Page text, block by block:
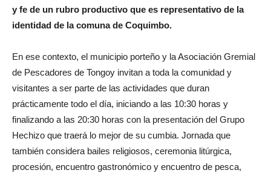
y fe de un rubro productivo que es representativo de la
identidad de la comuna de Coquimbo.
En ese contexto, el municipio porteño y la Asociación Gremial
de Pescadores de Tongoy invitan a toda la comunidad y
visitantes a ser parte de las actividades que duran
prácticamente todo el día, iniciando a las 10:30 horas y
finalizando a las 20:30 horas con la presentación del Grupo
Hechizo que traerá lo mejor de su cumbia. Jornada que
también considera bailes religiosos, ceremonia litúrgica,
procesión, encuentro gastronómico y encuentro de pesca,